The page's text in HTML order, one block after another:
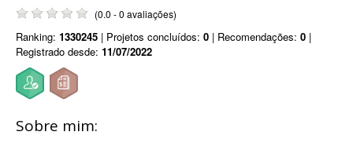
(0.0 - 0 avaliações)
Ranking: 1330245 | Projetos concluídos: 0 | Recomendações: 0 |
Registrado desde: 11/07/2022
Sobre mim: